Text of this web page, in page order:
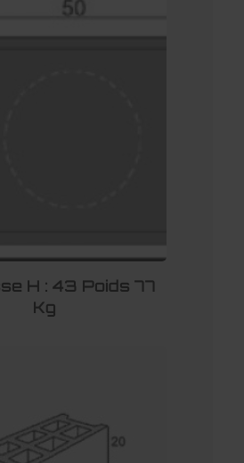
H : 43 Poids 77
Kg